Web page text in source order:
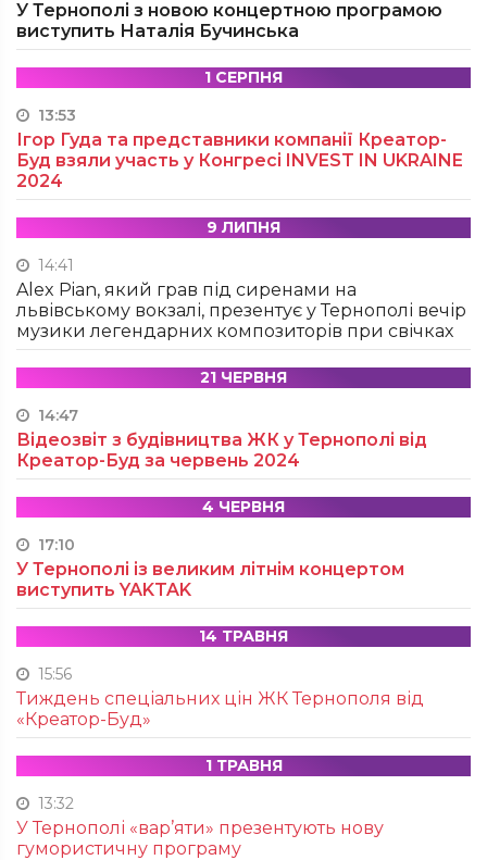
У Тернополі з новою концертною програмою
виступить Наталія Бучинська
1 СЕРПНЯ
13:53
Ігор Гуда та представники компанії Креатор-
Буд взяли участь у Конгресі INVEST IN UKRAINE
2024
9 ЛИПНЯ
14:41
Alex Pian, який грав під сиренами на
львівському вокзалі, презентує у Тернополі вечір
музики легендарних композиторів при свічках
21 ЧЕРВНЯ
14:47
Відеозвіт з будівництва ЖК у Тернополі від
Креатор-Буд за червень 2024
4 ЧЕРВНЯ
17:10
У Тернополі із великим літнім концертом
виступить YAKTAK
14 ТРАВНЯ
15:56
Тиждень спеціальних цін ЖК Тернополя від
«Креатор-Буд»
1 ТРАВНЯ
13:32
У Тернополі «вар’яти» презентують нову
гумористичну програму